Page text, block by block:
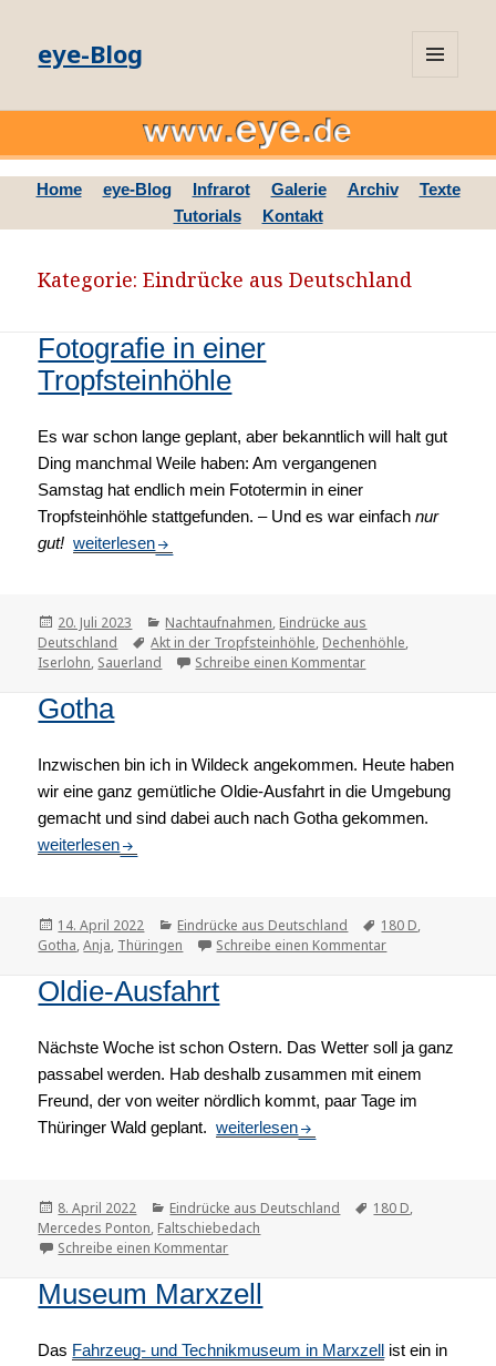
eye-Blog
UND
Home eye-Blog Infrarot Galerie Archiv
Texte
Tutorials
Kontakt
Kategorie: Eindrücke aus Deutschland
Fotografie in einer
Tropfsteinhöhle
Es war schon lange geplant, aber bekanntlich will halt gut
Ding manchmal Weile haben: Am vergangenen
Samstag hat endlich mein Fototermin in einer
Tropfsteinhöhle stattgefunden. – Und es war einfachnur
gut! Fotografie in einer Tropfsteinhöhle
weiterlesen
Veröffentlicht
am
20. Juli 2023 Kategorien
Nachtaufnahmen, Eindrücke aus
Deutschland
Tags
Akt in der Tropfsteinhöhle, Dechenhöhle,
Iserlohn, Sauerland Schreibe einen Kommentar
Gotha
Inzwischen bin ich in Wildeck angekommen. Heute haben
wir eine ganz gemütliche Oldie-Ausfahrt in die Umgebung
gemacht und sind dabei auch nach Gotha gekommen.
Gotha
weiterlesen
Veröffentlicht
am
14. April 2022 Kategorien
Eindrücke aus Deutschland Tags
180 D,
Gotha,Anja, Thüringen Schreibe einen Kommentar
Oldie-Ausfahrt
Nächste Woche ist schon Ostern. Das Wetter soll ja ganz
passabel werden. Hab deshalb zusammen mit einem
Freund, der von weiter nördlich kommt, paar Tage im
Thüringer Wald geplant.Oldie-Ausfahrt
weiterlesen
Veröffentlicht
am
8. April 2022 Kategorien
Eindrücke aus Deutschland Tags
180 D,
Mercedes Ponton, Faltschiebedach
Schreibe einen Kommentar
Museum Marxzell
Das Fahrzeug- und Technikmuseum in Marxzell ist ein in